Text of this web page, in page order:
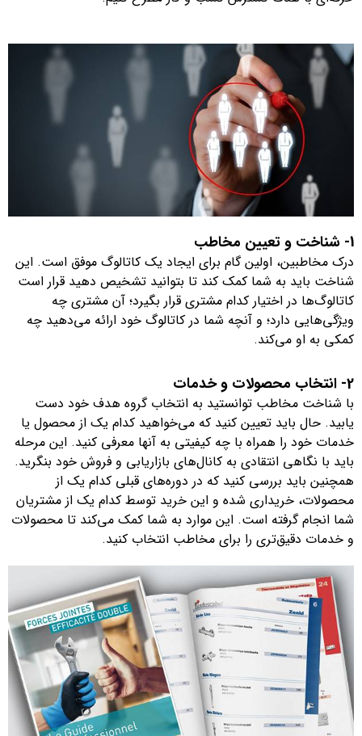
1- شناخت و تعیین مخاطب
درک مخاطبین، اولین گام برای ایجاد یک کاتالوگ موفق است. این
شناخت باید به شما کمک کند تا بتوانید تشخیص دهید قرار است
کاتالوگ‌ها در اختیار کدام مشتری قرار بگیرد؛ آن مشتری چه
ویژگی‌هایی دارد؛ و آنچه شما در کاتالوگ خود ارائه می‌دهید چه
کمکی به او می‌کند.
2- انتخاب محصولات و خدمات
با شناخت مخاطب توانستید به انتخاب گروه هدف خود دست
یابید. حال باید تعیین کنید که می‌خواهید کدام یک از محصول یا
خدمات خود را همراه با چه کیفیتی به آنها معرفی کنید. این مرحله
باید با نگاهی انتقادی به کانال‌های بازاریابی و فروش خود بنگرید.
همچنین باید بررسی کنید که در دوره‌های قبلی کدام یک از
محصولات، خریداری شده و این خرید توسط کدام یک از مشتریان
شما انجام گرفته است. این موارد به شما کمک می‌کند تا محصولات
و خدمات دقیق‌تری را برای مخاطب انتخاب کنید.